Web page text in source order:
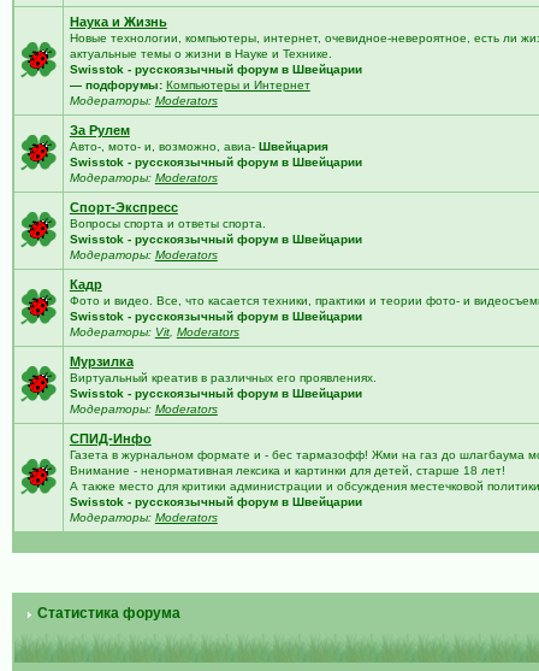
Наука и Жизнь
Новые технологии, компьютеры, интернет, очевидное-невероятное, есть ли
актуальные темы о жизни в Науке и Технике.
Swisstok - русскоязычный форум в Швейцарии
— подфорумы: Компьютеры и Интернет
Модераторы: Moderators
За Рулем
Авто-, мото- и, возможно, авиа- Швейцария
Swisstok - русскоязычный форум в Швейцарии
Модераторы: Moderators
Спорт-Экспресс
Вопросы спорта и ответы спорта.
Swisstok - русскоязычный форум в Швейцарии
Модераторы: Moderators
Кадр
Фото и видео. Все, что касается техники, практики и теории фото- и
Swisstok - русскоязычный форум в Швейцарии
Модераторы: Vit, Moderators
Мурзилка
Виртуальный креатив в различных его проявлениях.
Swisstok - русскоязычный форум в Швейцарии
Модераторы: Moderators
СПИД-Инфо
Газета в журнальном формате и - бес тармазофф! Жми на газ до шлагбаума
Внимание - ненормативная лексика и картинки для детей, старше 18 лет!
А также место для критики администрации и обсуждения местечковой политики
Swisstok - русскоязычный форум в Швейцарии
Модераторы: Moderators
Статистика форума